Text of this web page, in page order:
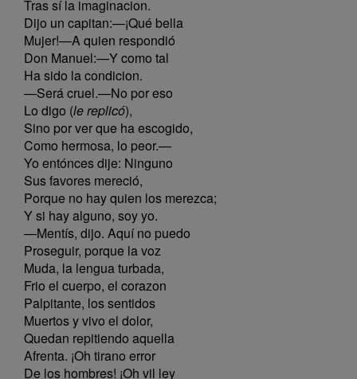
Tras sí la imaginacion.
Dijo un capitan:—¡Qué bella
Mujer!—A quien respondió
Don Manuel:—Y como tal
Ha sido la condicion.
—Será cruel.—No por eso
Lo digo (le replicó),
Sino por ver que ha escogido,
Como hermosa, lo peor.—
Yo entónces dije: Ninguno
Sus favores mereció,
Porque no hay quien los merezca;
Y si hay alguno, soy yo.
—Mentís, dijo. Aquí no puedo
Proseguir, porque la voz
Muda, la lengua turbada,
Frio el cuerpo, el corazon
Palpitante, los sentidos
Muertos y vivo el dolor,
Quedan repitiendo aquella
Afrenta. ¡Oh tirano error
De los hombres! ¡Oh vil ley